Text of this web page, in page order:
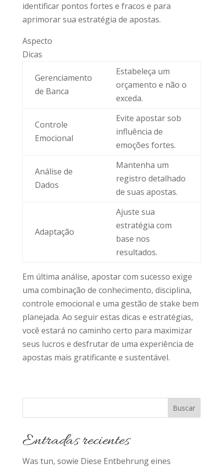
identificar pontos fortes e fracos e para
aprimorar sua estratégia de apostas.
Aspecto
Dicas
Gerenciamento
de Banca
Estabeleça um
orçamento e não o
exceda.
Controle
Emocional
Evite apostar sob
influência de
emoções fortes.
Análise de
Dados
Mantenha um
registro detalhado
de suas apostas.
Adaptação
Ajuste sua
estratégia com
base nos
resultados.
Em última análise, apostar com sucesso exige
uma combinação de conhecimento, disciplina,
controle emocional e uma gestão de stake bem
planejada. Ao seguir estas dicas e estratégias,
você estará no caminho certo para maximizar
seus lucros e desfrutar de uma experiência de
apostas mais gratificante e sustentável.
Buscar
Entradas recientes
Was tun, sowie Diese Entbehrung eines